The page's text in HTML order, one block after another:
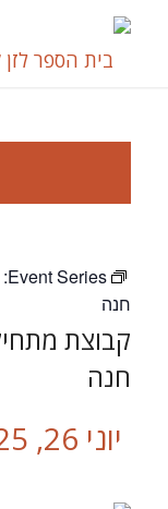
Event Series:
חנה
קבוצת
חנה
יוני 26, 2025 - 17:30